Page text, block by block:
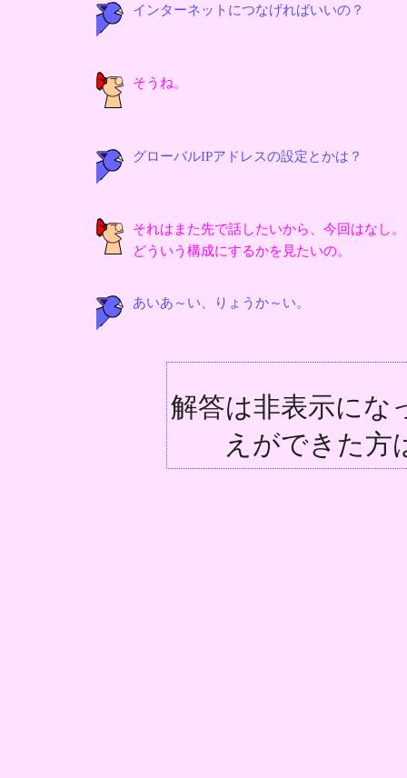
インターネットにつなげればいいの？
そうね。
グローバルIPアドレスの設定とかは？
それはまた先で話したいから、今回はなし。
どういう構成にするかを見たいの。
あいあ～い、りょうか～い。
解答は非表示にな
えができた方